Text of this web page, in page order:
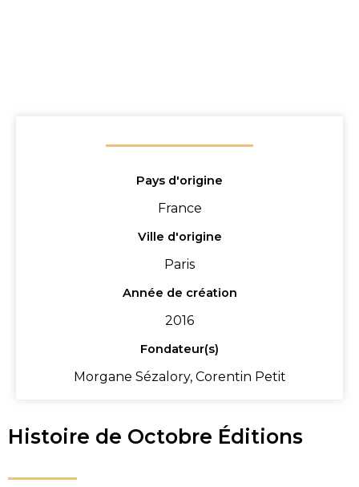
Pays d'origine
France
Ville d'origine
Paris
Année de création
2016
Fondateur(s)
Morgane Sézalory, Corentin Petit
Histoire de Octobre Éditions